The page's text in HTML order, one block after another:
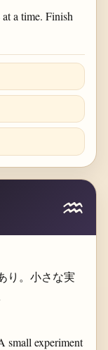
a time. Finish
♒
り。小さな実
small experiment